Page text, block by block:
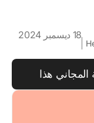
18 ديسمبر 2024
هذا